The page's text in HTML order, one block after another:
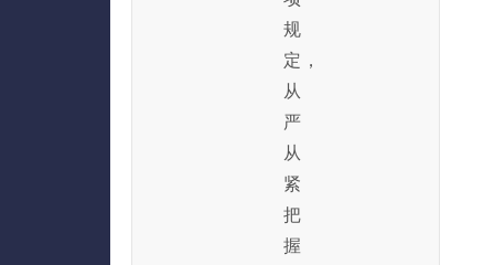
规
定，
从
严
从
紧
把
握